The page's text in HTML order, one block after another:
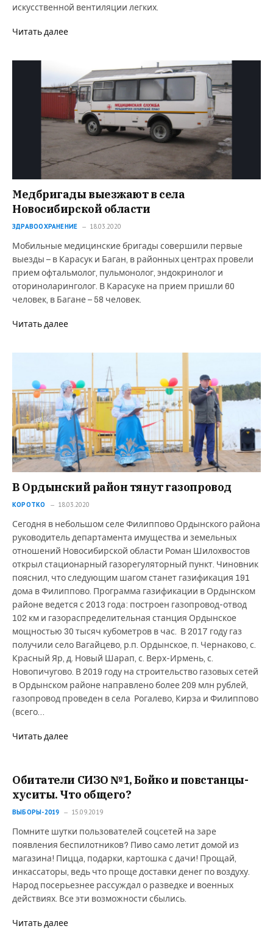
искусственной вентиляции легких.
Читать далее
Медбригады выезжают в села
Новосибирской области
ЗДРАВООХРАНЕНИЕ 18.03.2020
Мобильные медицинские бригады совершили первые
выезды – в Карасук и Баган, в районных центрах провели
прием офтальмолог, пульмонолог, эндокринолог и
оториноларинголог. В Карасуке на прием пришли 60
человек, в Багане – 58 человек.
Читать далее
В Ордынский район тянут газопровод
КОРОТКО 18.03.2020
Сегодня в небольшом селе Филиппово Ордынского района
руководитель департамента имущества и земельных
отношений Новосибирской области Роман Шилохвостов
открыл стационарный газорегуляторный пункт. Чиновник
пояснил, что следующим шагом станет газификация 191
дома в Филиппово. Программа газификации в Ордынском
районе ведется с 2013 года: построен газопровод-отвод
102 км и газораспределительная станция Ордынское
мощностью 30 тысяч кубометров в час. В 2017 году газ
получили село Вагайцево, р.п. Ордынское, п. Чернаково, с.
Красный Яр, д. Новый Шарап, с. Верх-Ирмень, с.
Новопичугово. В 2019 году на строительство газовых сетей
в Ордынском районе направлено более 209 млн рублей,
газопровод проведен в села Рогалево, Кирза и Филиппово
(всего…
Читать далее
Обитатели СИЗО №1, Бойко и повстанцы-
хуситы. Что общего?
ВЫБОРЫ-2019 15.09.2019
Помните шутки пользователей соцсетей на заре
появления беспилотников? Пиво само летит домой из
магазина! Пицца, подарки, картошка с дачи! Прощай,
инкассаторы, ведь что проще доставки денег по воздуху.
Народ посерьезнее рассуждал о разведке и военных
действиях. Все эти возможности сбылись.
Читать далее